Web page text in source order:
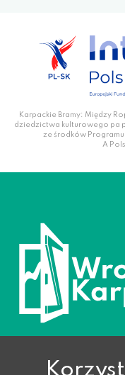
Karpackie Bramy: Między
dziedzictwa kulturowego pa
ze środków
A